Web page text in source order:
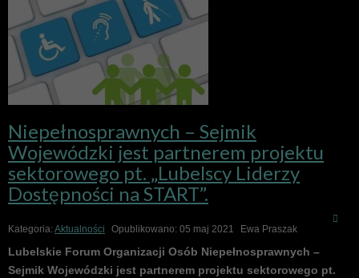
Niepełnosprawnych – Sejmik
Wojewódzki jest partnerem projektu
sektorowego pt. „Lubelscy Liderzy
Dostępności na START”.
Kategoria:Aktualności Opublikowano: 05 maj 2021 Ewa Praszak
Lubelskie Forum Organizacji Osób Niepełnosprawnych –
Sejmik Wojewódzki jest partnerem projektu sektorowego pt.